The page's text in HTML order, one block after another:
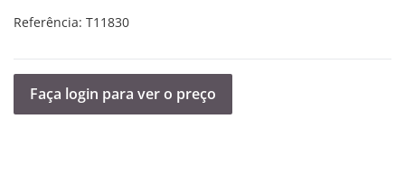
Referência: T11830
Faça login para ver o preço